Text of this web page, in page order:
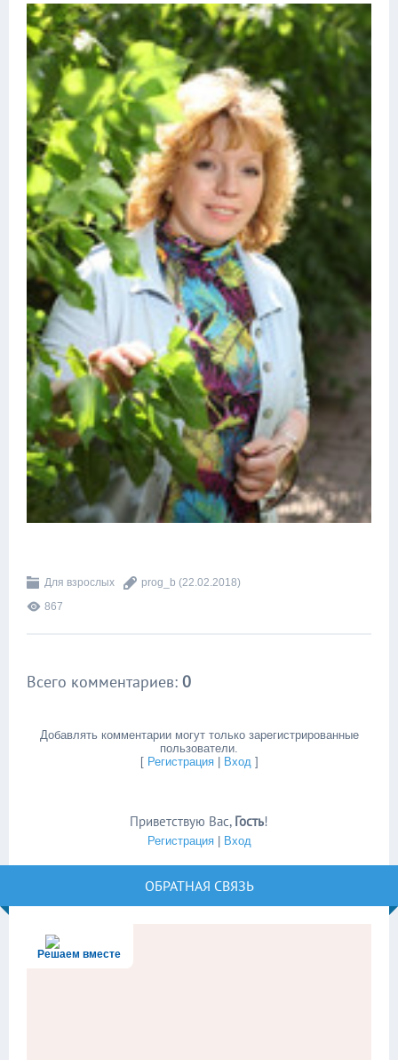
Для взрослых prog_b (22.02.2018)
867
Всего комментариев: 0
Добавлять комментарии могут только зарегистрированные
пользователи.
[ Регистрация| Вход]
Приветствую Вас, Гость!
Регистрация| Вход
ОБРАТНАЯ СВЯЗЬ
Решаем вместе